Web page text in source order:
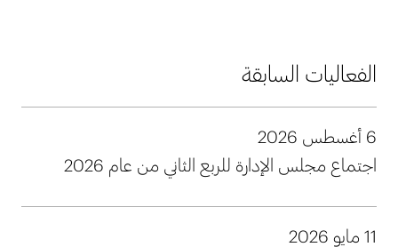
الفعاليات السابقة
6 أغسطس 2026
اجتماع مجلس الإدارة للربع الثاني من عام 2026
11 مايو 2026